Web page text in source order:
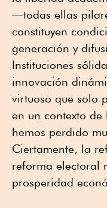
—todas ellas
constituyen
generación y
Instituciones
innovación
virtuoso que solo
en un contexto
hemos perdido
Ciertamente, la
reforma electoral
prosperidad